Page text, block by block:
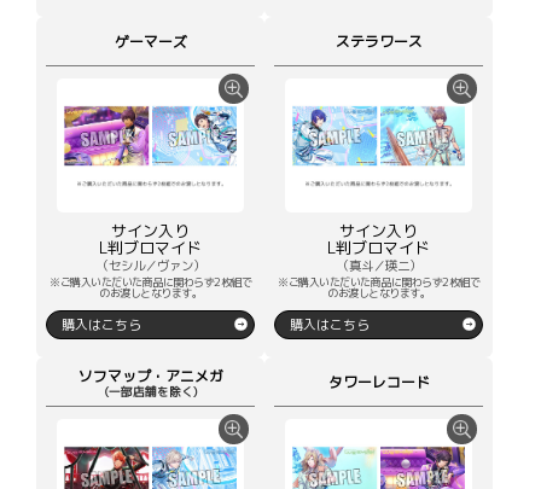
ゲーマーズ
サイン入り
L判ブロマイド
（セシル／ヴァン）
※ご購入いただいた商品に関わらず2枚組で
のお渡しとなります。
購入はこちら
ステラワース
サイン入り
L判ブロマイド
（真斗／瑛二）
※ご購入いただいた商品に関わらず2枚組で
のお渡しとなります。
購入はこちら
ソフマップ・アニメガ
(一部店舗を除く) タワーレコード